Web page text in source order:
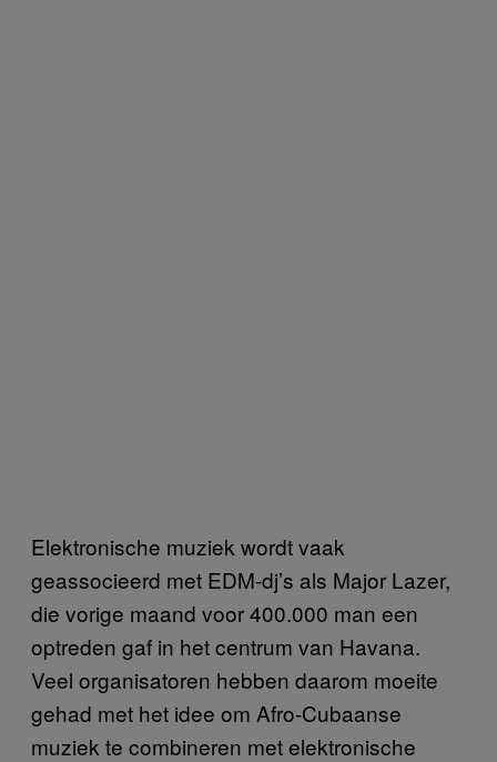
Elektronische muziek wordt vaak
geassocieerd met EDM-dj’s als Major Lazer,
die vorige maand voor 400.000 man een
optreden gaf in het centrum van Havana.
Veel organisatoren hebben daarom moeite
gehad met het idee om Afro-Cubaanse
muziek te combineren met elektronische